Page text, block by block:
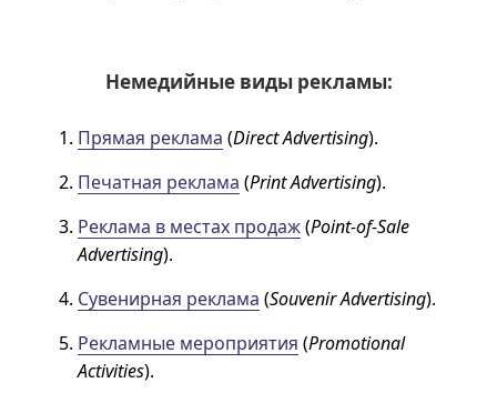
Немедийные виды рекламы:
Прямая реклама (Direct Advertising).
Печатная реклама (Print Advertising).
Реклама в местах продаж(Point-of-Sale
Advertising).
Сувенирная реклама (Souvenir Advertising).
Рекламные мероприятия (Promotional
Activities).